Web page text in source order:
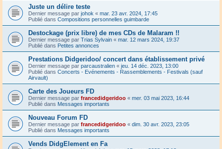
Juste un délire teste
Dernier message par johok « mar. 23 avr. 2024, 17:45
Publié dans Compositions personnelles guimbarde
Destockage (prix libre) de mes CDs de Malaram !!
Dernier message par Trias Sylvain « mar. 12 mars 2024, 19:37
Publié dans Petites annonces
Prestations Didgeridoo/ concert dans établissement privé
Dernier message par parcaustralien « jeu. 14 déc. 2023, 13:00
Publié dans Concerts - Evénements - Rassemblements - Festivals (sauf
Airvault)
Carte des Joueurs FD
Dernier message par francedidgeridoo « mer. 03 mai 2023, 16:44
Publié dans Messages importants
Nouveau Forum FD
Dernier message par francedidgeridoo « dim. 30 avr. 2023, 23:05
Publié dans Messages importants
Vends DidgElement en Fa